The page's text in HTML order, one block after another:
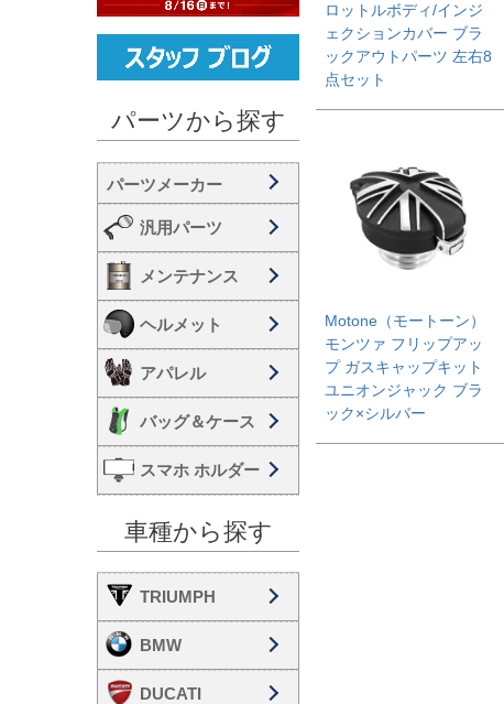
パーツから探す
汎用パーツ
メンテナンス
ヘルメット
アパレル
バッグ＆ケース
スマホ ホルダー
車種から探す
TRIUMPH
BMW
DUCATI
ロットルボディ/インジ
ェクションカバー ブラ
ックアウトパーツ 左右8
点セット
Motone（モートーン）
モンツァ フリップアッ
プ ガスキャップキット
ユニオンジャック ブラ
ック×シルバー